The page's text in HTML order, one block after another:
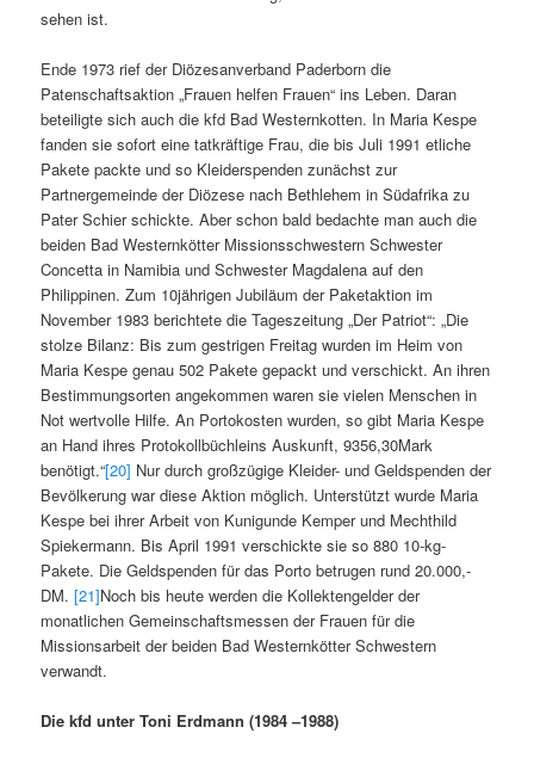
sehen ist.
Ende 1973 rief der Diözesanverband Paderborn die
Patenschaftsaktion „Frauen helfen Frauen“ ins Leben. Daran
beteiligte sich auch die kfd Bad Westernkotten. In Maria Kespe
fanden sie sofort eine tatkräftige Frau, die bis Juli 1991 etliche
Pakete packte und so Kleiderspenden zunächst zur
Partnergemeinde der Diözese nach Bethlehem in Südafrika zu
Pater Schier schickte. Aber schon bald bedachte man auch die
beiden Bad Westernkötter Missionsschwestern Schwester
Concetta in Namibia und Schwester Magdalena auf den
Philippinen. Zum 10jährigen Jubiläum der Paketaktion im
November 1983 berichtete die Tageszeitung „Der Patriot“: „Die
stolze Bilanz: Bis zum gestrigen Freitag wurden im Heim von
Maria Kespe genau 502 Pakete gepackt und verschickt. An ihren
Bestimmungsorten angekommen waren sie vielen Menschen in
Not wertvolle Hilfe. An Portokosten wurden, so gibt Maria Kespe
an Hand ihres Protokollbüchleins Auskunft, 9356,30Mark
benötigt.“[20] Nur durch großzügige Kleider- und Geldspenden der
Bevölkerung war diese Aktion möglich. Unterstützt wurde Maria
Kespe bei ihrer Arbeit von Kunigunde Kemper und Mechthild
Spiekermann. Bis April 1991 verschickte sie so 880 10-kg-
Pakete. Die Geldspenden für das Porto betrugen rund 20.000,-
DM.[21]Noch bis heute werden die Kollektengelder der
monatlichen Gemeinschaftsmessen der Frauen für die
Missionsarbeit der beiden Bad Westernkötter Schwestern
verwandt.
Die kfd unter Toni Erdmann (1984 –1988)